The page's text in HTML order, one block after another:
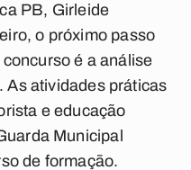
PB, Girleide
o próximo passo
é a análise
As atividades práticas
e educação
Municipal
de formação.